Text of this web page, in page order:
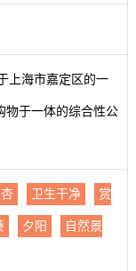
上海市嘉定区的一
物于一体的综合性公
卫生干净 赏
夕阳 自然景